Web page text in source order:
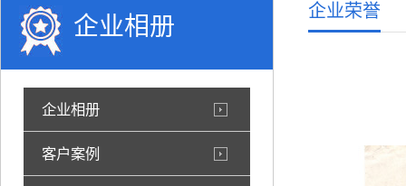
企业相册
企业相册
客户案例
企业荣誉